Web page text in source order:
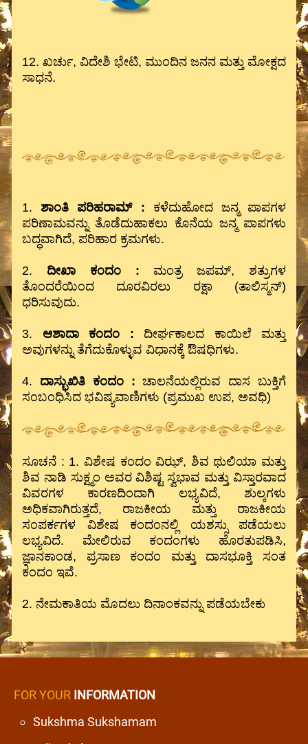
12. ಖರ್ಚು, ವಿದೇಶಿ ಭೇಟಿ, ಮುಂದಿನ ಜನನ ಮತ್ತು ಮೋಕ್ಷದ
ಸಾಧನೆ.
1. ಶಾಂತಿ ಪರಿಹರಾಮ್ : ಕಳೆದುಹೋದ ಜನ್ಮ ಪಾಪಗಳ
ಪರಿಣಾಮವನ್ನು ತೊಡೆದುಹಾಕಲು ಕೊನೆಯ ಜನ್ಮ ಪಾಪಗಳು
ಬದ್ಧವಾಗಿದೆ, ಪರಿಹಾರ ಕ್ರಮಗಳು.
2. ದೀಖಾ ಕಂದಂ : ಮಂತ್ರ ಜಪಮ್, ಶತ್ರುಗಳ
ತೊಂದರೆಯಿಂದ ದೂರವಿರಲು ರಕ್ಷಾ (ತಾಲಿಸ್ಮನ್)
ಧರಿಸುವುದು.
3. ಆಶಾದಾ ಕಂದಂ : ದೀರ್ಘಕಾಲದ ಕಾಯಿಲೆ ಮತ್ತು
ಅವುಗಳನ್ನು ತೆಗೆದುಕೊಳ್ಳುವ ವಿಧಾನಕ್ಕೆ ಔಷಧಿಗಳು.
4. ದಾಸ್ಭುಖಿತಿ ಕಂದಂ : ಚಾಲನೆಯಲ್ಲಿರುವ ದಾಸ ಬುಕ್ತಿಗೆ
ಸಂಬಂಧಿಸಿದ ಭವಿಷ್ಯವಾಣಿಗಳು (ಪ್ರಮುಖ ಉಪ, ಅವಧಿ)
ಸೂಚನೆ : 1. ವಿಶೇಷ ಕಂದಂ ವಿಝ್, ಶಿವ ಥುಲಿಯಾ ಮತ್ತು
ಶಿವ ನಾಡಿ ಸುಕ್ಷ್ಮಂ ಅವರ ವಿಶಿಷ್ಟ ಸ್ವಭಾವ ಮತ್ತು ವಿಸ್ತಾರವಾದ
ವಿವರಗಳ ಕಾರಣದಿಂದಾಗಿ ಲಭ್ಯವಿದೆ, ಶುಲ್ಕಗಳು
ಅಧಿಕವಾಗಿರುತ್ತದೆ, ರಾಜಕೀಯ ಮತ್ತು ರಾಜಕೀಯ
ಸಂಪರ್ಕಗಳ ವಿಶೇಷ ಕಂದಂನಲ್ಲಿ ಯಶಸ್ಸು ಪಡೆಯಲು
ಲಭ್ಯವಿದೆ. ಮೇಲಿರುವ ಕಂದಂಗಳು ಹೊರತುಪಡಿಸಿ,
ಜ್ಞಾನಕಾಂಡ, ಪ್ರಸಾಣ ಕಂದಂ ಮತ್ತು ದಾಸಭೂಕ್ತಿ ಸಂತ
ಕಂದಂ ಇವೆ.
2. ನೇಮಕಾತಿಯ ಮೊದಲು ದಿನಾಂಕವನ್ನು ಪಡೆಯಬೇಕು
FOR YOUR INFORMATION
Sukshma Sukshamam